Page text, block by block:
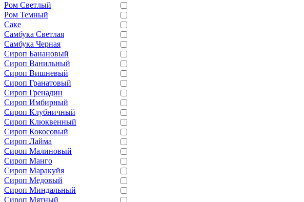
Ром Светлый
Ром Темный
Саке
Самбука Светлая
Самбука Черная
Сироп Банановый
Сироп Ванильный
Сироп Вишневый
Сироп Гранатовый
Сироп Гренадин
Сироп Имбирный
Сироп Клубничный
Сироп Клюквенный
Сироп Кокосовый
Сироп Лайма
Сироп Малиновый
Сироп Манго
Сироп Маракуйя
Сироп Медовый
Сироп Миндальный
Сироп Мятный